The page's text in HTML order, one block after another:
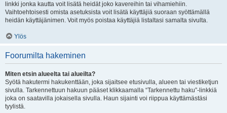
linkki jonka kautta voit lisätä heidät joko kavereihin tai vihamiehiin.
Vaihtoehtoisesti omista asetuksista voit lisätä käyttäjiä suoraan syöttämällä
heidän käyttäjänimen. Voit myös poistaa käyttäjiä listaltasi samalta sivulta.
Ylös
Foorumilta hakeminen
Miten etsin alueelta tai alueilta?
Syötä hakutermi hakukenttään, joka sijaitsee etusivulla, alueen tai viestiketjun
sivulla. Tarkennettuun hakuun pääset klikkaamalla “Tarkennettu haku”-linkkiä
joka on saatavilla jokaisella sivulla. Haun sijainti voi riippua käyttämästäsi
tyylistä.